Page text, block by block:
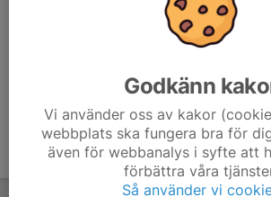
Godkänn
Vi använder oss av kakor
webbplats ska fungera bra för
även för webbanalys i syfte att
förbättra våra
Så använder vi